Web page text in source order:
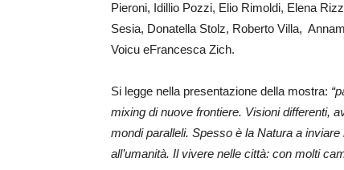
Pieroni, Idillio Pozzi, Elio Rimoldi, Elena
Sesia, Donatella Stolz, Roberto Villa,
Voicu eFrancesca Zich.
Si legge nella presentazione della mostra:
mixing di nuove frontiere. Visioni differenti,
mondi paralleli. Spesso è la Natura a
all’umanità. Il vivere nelle città: con molti